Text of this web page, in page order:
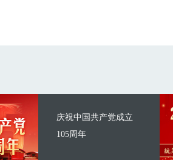
庆祝中国共产党成立
105周年